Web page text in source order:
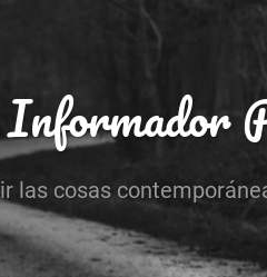
Informador
las cosas